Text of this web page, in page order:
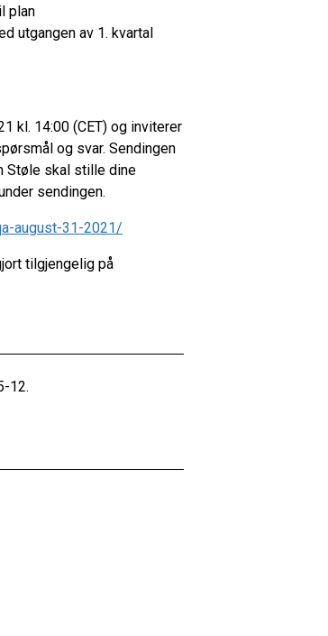
plan
utgangen av 1. kvartal
kl. 14:00 (CET) og inviterer
og svar. Sendingen
Støle skal stille dine
sendingen.
august-31-2021/
tilgjengelig på
12.